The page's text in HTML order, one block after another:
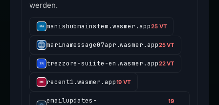
werden.
manishubmainstem.wasmer.app25 VT
marinamessage07apr.wasmer.app25 VT
trezzore-suiite-en.wasmer.app22 VT
recent1.wasmer.app19 VT
emailupdates-
19